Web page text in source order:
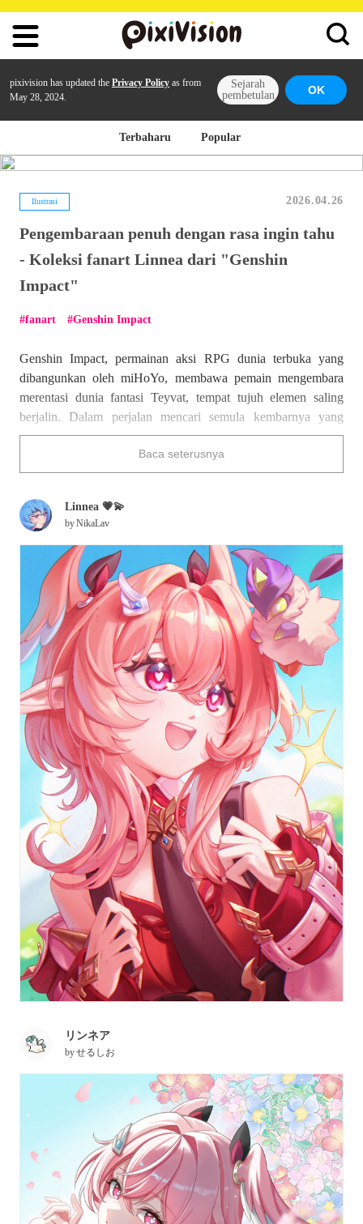
pixivision has updated the Privacy Policy as from
May 28, 2024.
Sejarah
pembetulan
OK
Terbaharu Popular
Ilustrasi 2026.04.26
Pengembaraan penuh dengan rasa ingin tahu
- Koleksi fanart Linnea dari "Genshin
Impact"
fanart Genshin Impact
Genshin Impact, permainan aksi RPG dunia terbuka yang
dibangunkan oleh miHoYo, membawa pemain mengembara
merentasi dunia fantasi Teyvat, tempat tujuh elemen saling
berjalin. Dalam perjalan mencari semula kembarnya yang
terpisah, pemain disajikan dengan landskap memukau -
bagunan indah, alam semula jadi yang subur serta suasana epik
yang menghidupkan dunia permainan ini.
Linnea yang muncul dalam karya ini ialah seorang ahli
naturalis yang berkhidmat sebagai penasihat di Persatuan
Pengembara Nod-Krai. Dia merupakan sebahagian daripada
kaum Fae yang mempunyai sayap kecil di kepala, dan pernah
bergelut dengan perbezaannya daripada sorang lain sebagai
seorang anak angkat. Namun kini, dia menerima perbezaan itu
seadanya dan mengembara ke dunia yang belum diterokai
bersama rakan perjalanannya, Jack Frost bernama "Lumi".
Walaupun dia mudah teruja apabila berdepan dengan makhluk
yang jarang ditemui, emua pengalaman pengembaraannya
direkodkan dalam sebuah ensiklopedia tebal, dan pengetahuan
tersebut sering dikongsikan kepada kanak-kanak.
Kali ini, kami telah membawakan koleksi fanart Linnea.
Nikmatilah!
Baca seterusnya
Linnea 💗💫
byNikaLav
リンネア
byせるしお